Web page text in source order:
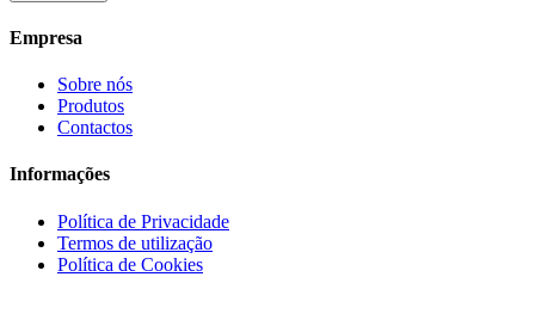
Empresa
Sobre nós
Produtos
Contactos
Informações
Política de Privacidade
Termos de utilização
Política de Cookies